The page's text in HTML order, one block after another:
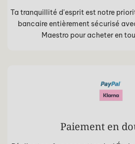
Ta tranquillité d'esprit est notre
bancaire entièrement sécurisé
Maestro pour acheter en
Paiement en